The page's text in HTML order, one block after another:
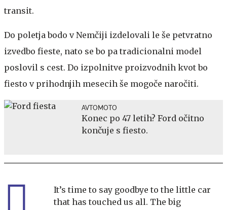
transit.
Do poletja bodo v Nemčiji izdelovali le še petvratno
izvedbo fieste, nato se bo pa tradicionalni model
poslovil s cest. Do izpolnitve proizvodnih kvot bo
fiesto v prihodnjih mesecih še mogoče naročiti.
AVTOMOTO
Konec po 47 letih? Ford očitno
končuje s fiesto.
It’s time to say goodbye to the little car
that has touched us all. The big